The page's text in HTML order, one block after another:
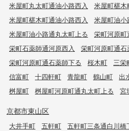
米屋町丸太町通油小路西入
米屋町椹木
米屋町椹木町通油小路西入
米屋町油小
米屋町油小路通丸太町上る
栄町河原町
栄町石薬師通河原西入
栄町河原町通石
栄町河原町通石薬師下る
桜木町 三栄
信富町
十四軒町 青龍町 鶴山町 出
桝屋町
桝屋町河原町通丸太町上る 宮
京都市東山区
大井手町 五軒町
五軒町三条通白川橋